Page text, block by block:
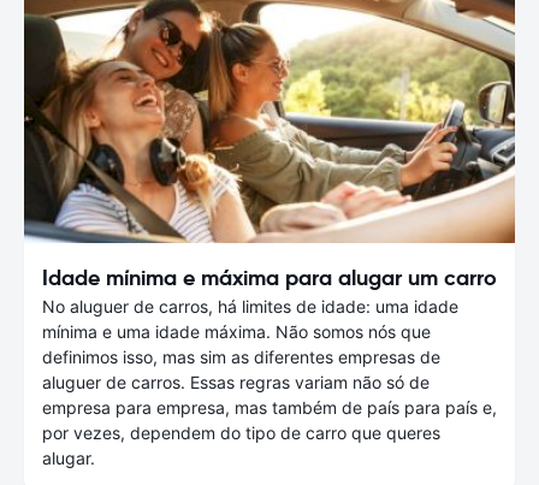
Idade mínima e máxima para alugar um carro
No aluguer de carros, há limites de idade: uma idade
mínima e uma idade máxima. Não somos nós que
definimos isso, mas sim as diferentes empresas de
aluguer de carros. Essas regras variam não só de
empresa para empresa, mas também de país para país e,
por vezes, dependem do tipo de carro que queres
alugar.